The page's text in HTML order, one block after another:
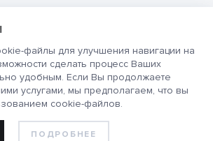
файлы для улучшения навигации на
сделать процесс Ваших
удобным. Если Вы продолжаете
услугами, мы предполагаем, что вы
cookie-файлов.
ПОДРОБНЕЕ